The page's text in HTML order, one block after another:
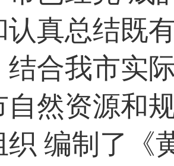
认真总结既
结合我市实
自然资源和
织 编制了《